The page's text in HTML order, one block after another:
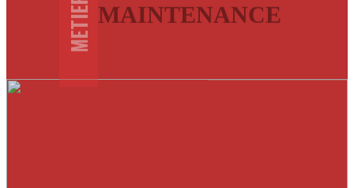
METIERS MAINTENANCE